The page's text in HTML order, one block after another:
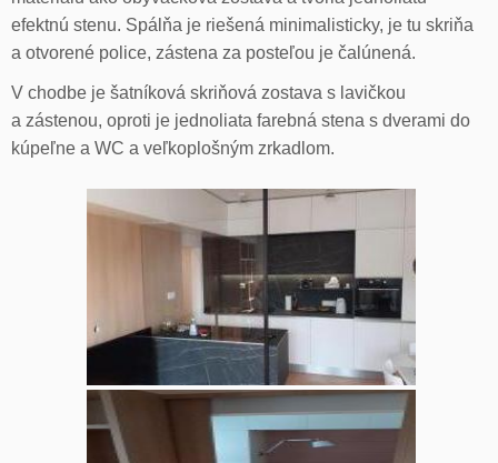
efektnú stenu. Spálňa je riešená minimalisticky, je tu skriňa
a otvorené police, zástena za posteľou je čalúnená.
V chodbe je šatníková skriňová zostava s lavičkou
a zástenou, oproti je jednoliata farebná stena s dverami do
kúpeľne a WC a veľkoplošným zrkadlom.